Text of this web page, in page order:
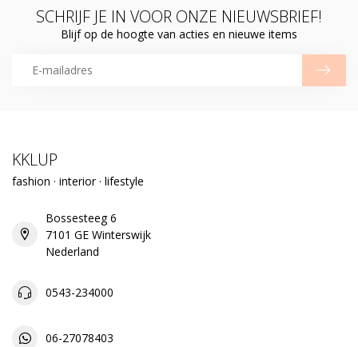
SCHRIJF JE IN VOOR ONZE NIEUWSBRIEF!
Blijf op de hoogte van acties en nieuwe items
KKLUP
fashion · interior · lifestyle
Bossesteeg 6
7101 GE Winterswijk
Nederland
0543-234000
06-27078403